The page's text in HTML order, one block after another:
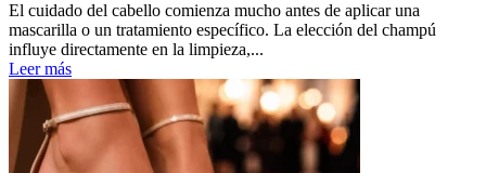
El cuidado del cabello comienza mucho antes de aplicar una
mascarilla o un tratamiento específico. La elección del champú
influye directamente en la limpieza,...
Leer más